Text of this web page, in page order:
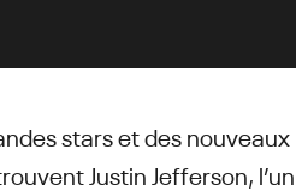
stars et des nouveaux
Justin Jefferson, l’un